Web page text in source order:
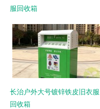
服回收箱
长治户外大号镀锌铁皮旧衣服
回收箱